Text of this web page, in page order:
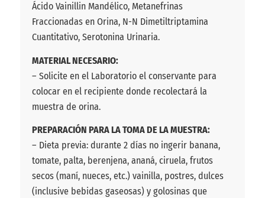
Ácido Vainillin Mandélico, Metanefrinas
Fraccionadas en Orina, N-N Dimetiltriptamina
Cuantitativo, Serotonina Urinaria.
MATERIAL NECESARIO:
– Solicite en el Laboratorio el conservante para
colocar en el recipiente donde recolectará la
muestra de orina.
PREPARACIÓN PARA LA TOMA DE LA MUESTRA:
– Dieta previa: durante 2 días no ingerir banana,
tomate, palta, berenjena, ananá, ciruela, frutos
secos (maní, nueces, etc.) vainilla, postres, dulces
(inclusive bebidas gaseosas) y golosinas que